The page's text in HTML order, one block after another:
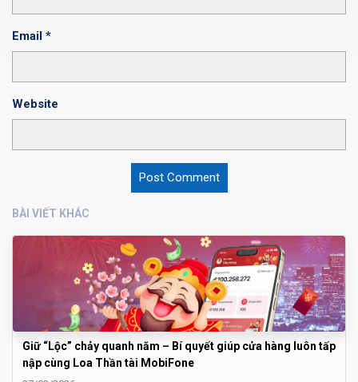
Email *
Website
BÀI VIẾT KHÁC
Giữ “Lộc” chảy quanh năm – Bí quyết giúp cửa hàng luôn tấp
nập cùng Loa Thần tài MobiFone